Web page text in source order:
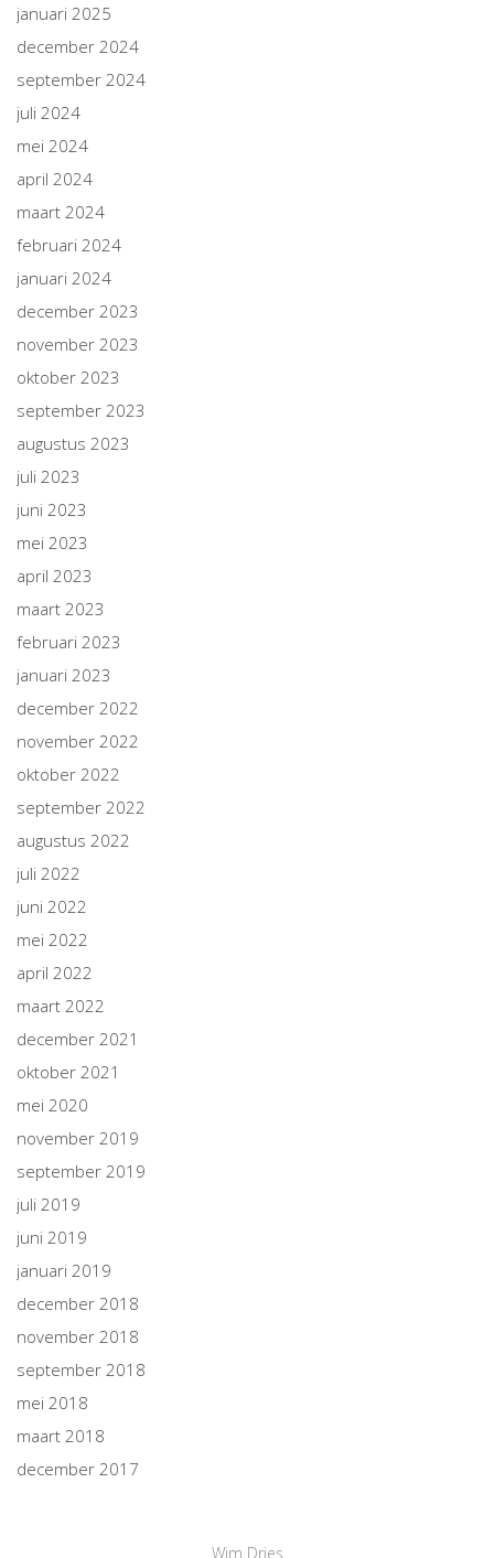
januari 2025
december 2024
september 2024
juli 2024
mei 2024
april 2024
maart 2024
februari 2024
januari 2024
december 2023
november 2023
oktober 2023
september 2023
augustus 2023
juli 2023
juni 2023
mei 2023
april 2023
maart 2023
februari 2023
januari 2023
december 2022
november 2022
oktober 2022
september 2022
augustus 2022
juli 2022
juni 2022
mei 2022
april 2022
maart 2022
december 2021
oktober 2021
mei 2020
november 2019
september 2019
juli 2019
juni 2019
januari 2019
december 2018
november 2018
september 2018
mei 2018
maart 2018
december 2017
Wim Dries